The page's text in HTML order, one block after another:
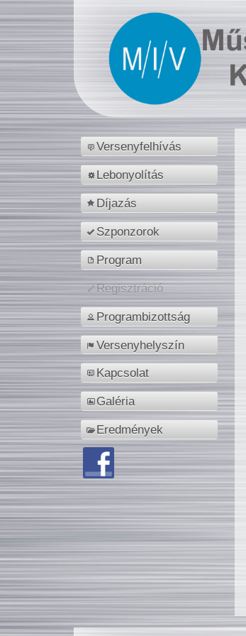
Versenyfelhívás
Lebonyolítás
Díjazás
Szponzorok
Program
Regisztráció
Programbizottság
Versenyhelyszín
Kapcsolat
Galéria
Eredmények